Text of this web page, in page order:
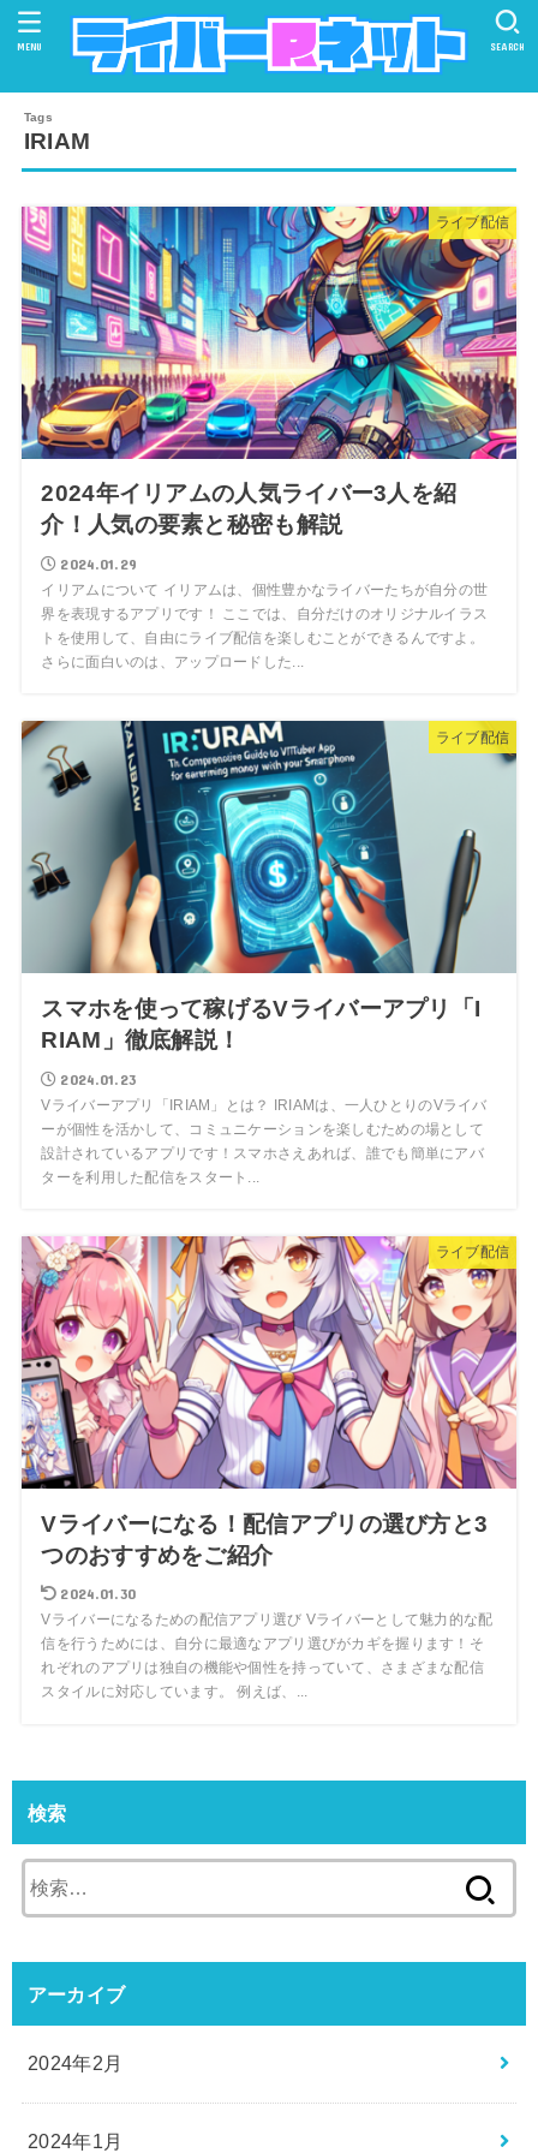
SEARCH
MENU
IRIAM
ライブ配信
2024年イリアムの人気ライバー3人を紹
介！人気の要素と秘密も解説
2024.01.29
イリアムについて イリアムは、個性豊かなライバーたちが自分の世
界を表現するアプリです！ ここでは、自分だけのオリジナルイラス
トを使用して、自由にライブ配信を楽しむことができるんですよ。
さらに面白いのは、アップロードした...
ライブ配信
スマホを使って稼げるVライバーアプリ「I
RIAM」徹底解説！
2024.01.23
Vライバーアプリ「IRIAM」とは？ IRIAMは、一人ひとりのVライバ
ーが個性を活かして、コミュニケーションを楽しむための場として
設計されているアプリです！スマホさえあれば、誰でも簡単にアバ
ターを利用した配信をスタート...
ライブ配信
Vライバーになる！配信アプリの選び方と3
つのおすすめをご紹介
2024.01.30
Vライバーになるための配信アプリ選び Vライバーとして魅力的な配
信を行うためには、自分に最適なアプリ選びがカギを握ります！そ
れぞれのアプリは独自の機能や個性を持っていて、さまざまな配信
スタイルに対応しています。 例えば、...
検索
索:
アーカイブ
2024年2月
2024年1月